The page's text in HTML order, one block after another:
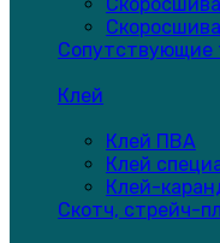
Сопутствующие
Клей
Клей ПВА
Клей
Клей-
Скотч, стрейч-